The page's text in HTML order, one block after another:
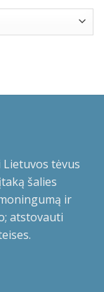
Lietuvos tėvus
šalies
ir
atstovauti